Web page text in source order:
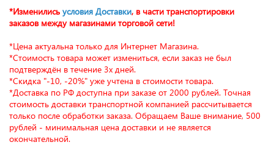
*Изменились условия Доставки, в части транспортировки
заказов между магазинами торговой сети!
*Цена актуальна только для Интернет Магазина.
*Стоимость товара может измениться, если заказ не был
подтверждён в течение 3х дней.
*Скидка "-10, -20%" уже учтена в стоимости товара.
*Доставка по РФ доступна при заказе от 2000 рублей. Точная
стоимость доставки транспортной компанией рассчитывается
только после обработки заказа. Обращаем Ваше внимание, 500
рублей - минимальная цена доставки и не является
окончательной.